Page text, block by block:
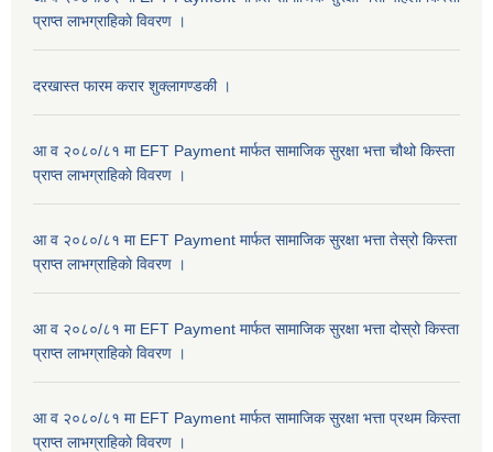
प्राप्त लाभग्राहिकाे विवरण ।
दरखास्त फारम करार शुक्लागण्डकी ।
आ व २०८०/८१ मा EFT Payment मार्फत सामाजिक सुरक्षा भत्ता चौथो किस्ता
प्राप्त लाभग्राहिकाे विवरण ।
आ व २०८०/८१ मा EFT Payment मार्फत सामाजिक सुरक्षा भत्ता तेस्रो किस्ता
प्राप्त लाभग्राहिकाे विवरण ।
आ व २०८०/८१ मा EFT Payment मार्फत सामाजिक सुरक्षा भत्ता दोस्रो किस्ता
प्राप्त लाभग्राहिकाे विवरण ।
आ व २०८०/८१ मा EFT Payment मार्फत सामाजिक सुरक्षा भत्ता प्रथम किस्ता
प्राप्त लाभग्राहिकाे विवरण ।